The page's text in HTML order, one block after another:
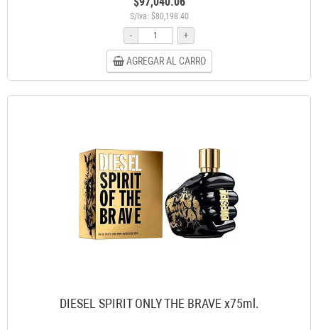
S/Iva: $80,198.40
-
+
AGREGAR AL CARRO
DIESEL SPIRIT ONLY THE BRAVE x75ml.